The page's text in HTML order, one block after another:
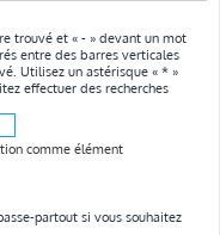
trouvé et « - » devant un mot
entre des barres verticales
Utilisez un astérisque « * »
effectuer des recherches
comme élément
partout si vous souhaitez